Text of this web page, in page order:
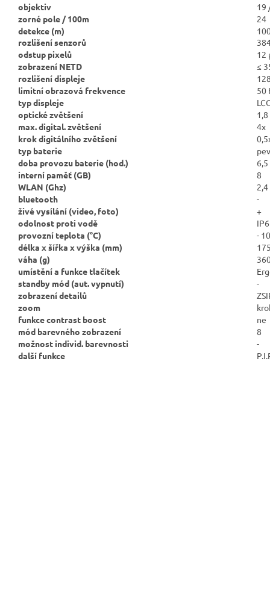
objektiv
19
zorné pole / 100m
24
detekce (m)
rozlišení senzorů
odstup pixelů
12
zobrazení NETD
≤
rozlišení displeje
limitní obrazová frekvence
50
typ displeje
optické zvětšení
1,8
max. digital. zvětšení
4x
krok digitálního zvětšení
typ baterie
doba provozu baterie (hod.)
6,5
interní paměť (GB)
8
WLAN (Ghz)
2,4
bluetooth
-
živé vysílání (video, foto)
+
odolnost proti vodě
provozní teplota (°C)
-
délka x šířka x výška (mm)
váha (g)
umístění a funkce tlačítek
standby mód (aut. vypnutí)
-
zobrazení detailů
zoom
funkce contrast boost
ne
mód barevného zobrazení
8
možnost individ. barevnosti
-
další funkce